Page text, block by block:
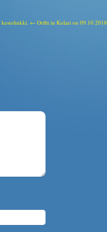
kestolinkki. ← Orffit in Kolari on 09.10.2018